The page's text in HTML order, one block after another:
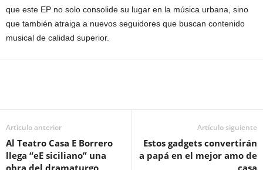
que este EP no solo consolide su lugar en la música urbana, sino
que también atraiga a nuevos seguidores que buscan contenido
musical de calidad superior.
Artículo anterior
Al Teatro Casa E Borrero
llega “eE siciliano” una
obra del dramaturgo
Artículo siguiente
Estos gadgets convertirán
a papá en el mejor amo de
casa